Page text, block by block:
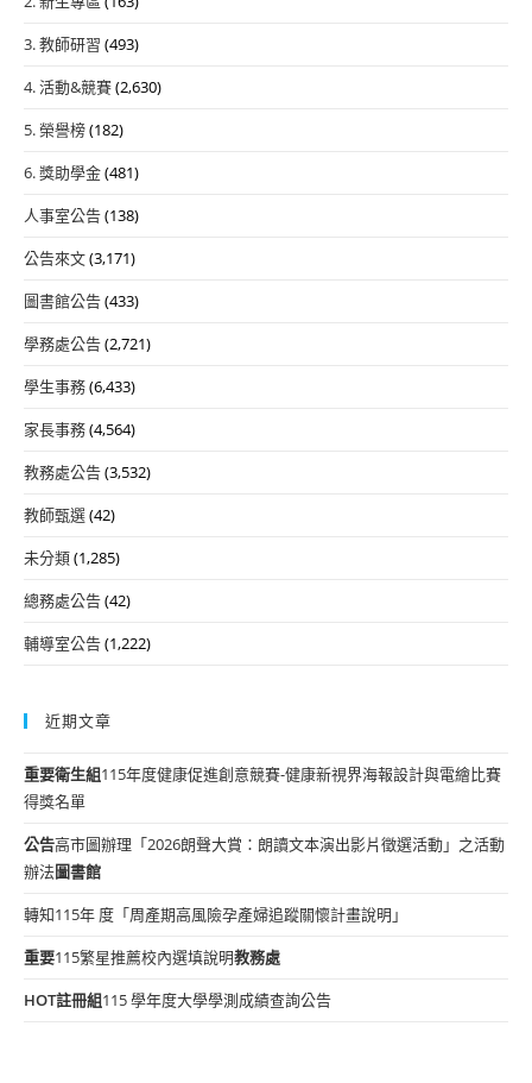
3. 教師研習 (493)
4. 活動&競賽(2,630)
5. 榮譽榜(182)
6. 獎助學金(481)
人事室公告(138)
公告來文(3,171)
圖書館公告(433)
學務處公告(2,721)
學生事務(6,433)
家長事務(4,564)
教務處公告(3,532)
教師甄選(42)
未分類(1,285)
總務處公告(42)
輔導室公告(1,222)
近期文章
重要衛生組115年度健康促進創意競賽-健康新視界海報設計與電繪比賽
得獎名單
公告高市圖辦理「2026朗聲大賞：朗讀文本演出影片徵選活動」之活動
辦法圖書館
轉知115年 度「周產期高風險孕產婦追蹤關懷計畫說明」
重要115繁星推薦校內選填說明教務處
HOT註冊組115 學年度大學學測成績查詢公告